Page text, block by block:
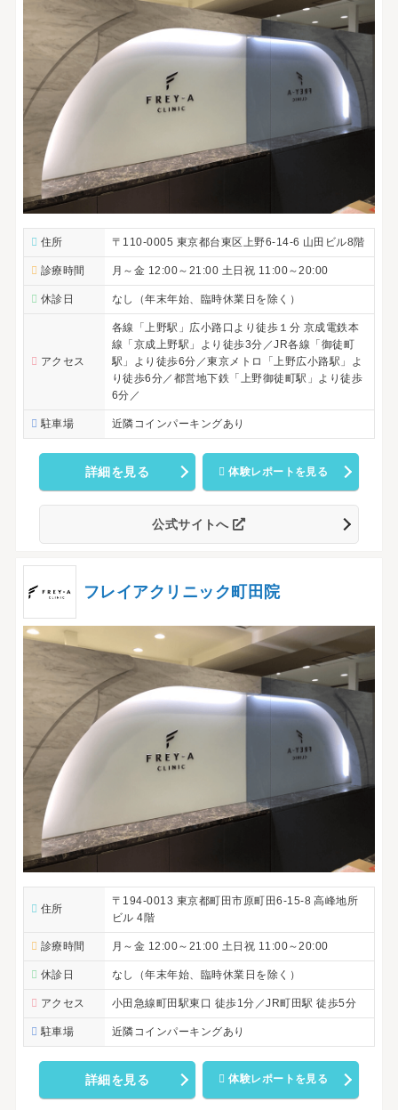
住所 〒110-0005 東京都台東区上野6-14-6 山田ビル8階
診療時間 月～金 12:00～21:00 土日祝 11:00～20:00
休診日 なし（年末年始、臨時休業日を除く）
アクセス
各線「上野駅」広小路口より徒歩１分 京成電鉄本
線「京成上野駅」より徒歩3分／JR各線「御徒町
駅」より徒歩6分／東京メトロ「上野広小路駅」よ
り徒歩6分／都営地下鉄「上野御徒町駅」より徒歩
6分／
駐車場 近隣コインパーキングあり
詳細を見る 体験レポートを見る
公式サイトへ
フレイアクリニック町田院
住所
〒194-0013 東京都町田市原町田6-15-8 高峰地所
ビル 4階
診療時間 月～金 12:00～21:00 土日祝 11:00～20:00
休診日 なし（年末年始、臨時休業日を除く）
アクセス 小田急線町田駅東口 徒歩1分／JR町田駅 徒歩5分
駐車場 近隣コインパーキングあり
詳細を見る 体験レポートを見る